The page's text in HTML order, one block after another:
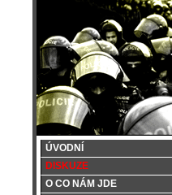
ÚVODNÍ
DISKUZE
O CO NÁM JDE